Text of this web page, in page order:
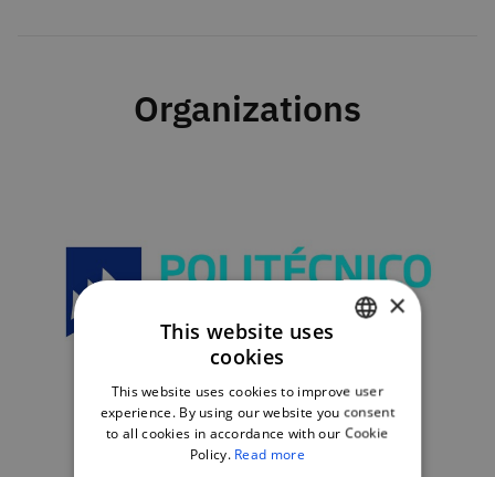
Organizations
ENGLISH
×
This website uses
cookies
This website uses cookies to improve user
experience. By using our website you consent
to all cookies in accordance with our Cookie
Policy. Read more